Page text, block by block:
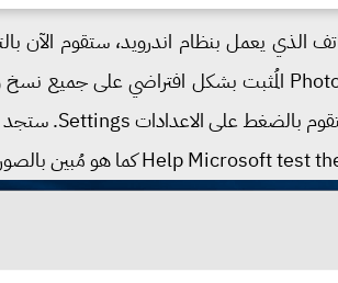
الذي يعمل بنظام اندرويد، ستقوم الآن